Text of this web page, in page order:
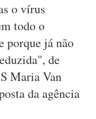
o vírus
todo o
porque já não
de
Maria Van
da agência